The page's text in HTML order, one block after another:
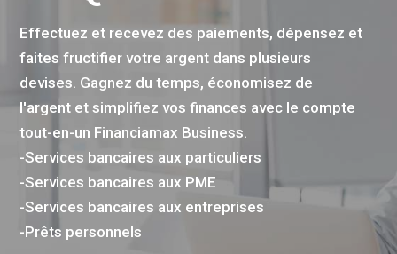
Effectuez et recevez des paiements, dépensez et
faites fructifier votre argent dans plusieurs
devises. Gagnez du temps, économisez de
l'argent et simplifiez vos finances avec le compte
tout-en-un Financiamax Business.
-Services bancaires aux particuliers
-Services bancaires aux PME
-Services bancaires aux entreprises
-Prêts personnels